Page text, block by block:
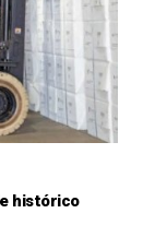
histórico